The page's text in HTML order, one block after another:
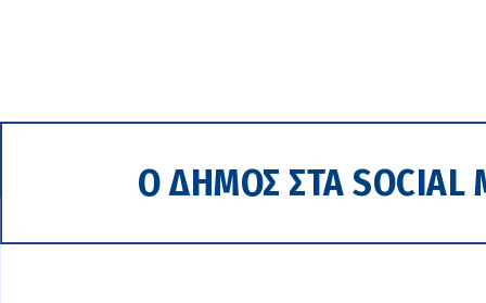
Ο ΔΗΜΟΣ ΣΤΑ SOCIAL